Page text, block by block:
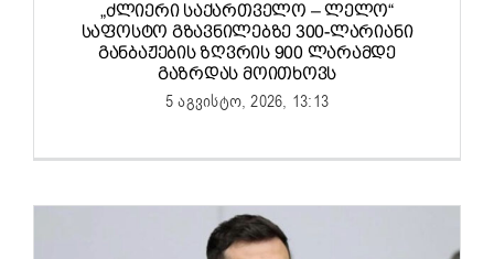
„ᲫᲚᲘᲔᲠᲘ ᲡᲐᲥᲐᲠᲗᲕᲔᲚᲝ – ᲚᲔᲚᲝ“
ᲡᲐᲤᲝᲡᲢᲝ ᲒᲖᲐᲕᲜᲘᲚᲔᲑᲖᲔ 300-ᲚᲐᲠᲘᲐᲜᲘ
ᲒᲐᲜᲑᲐᲟᲔᲑᲘᲡ ᲖᲦᲕᲠᲘᲡ 900 ᲚᲐᲠᲐᲛᲓᲔ
ᲒᲐᲖᲠᲓᲐᲡ ᲛᲝᲘᲗᲮᲝᲕᲡ
5 აგვისტო, 2026, 13:13